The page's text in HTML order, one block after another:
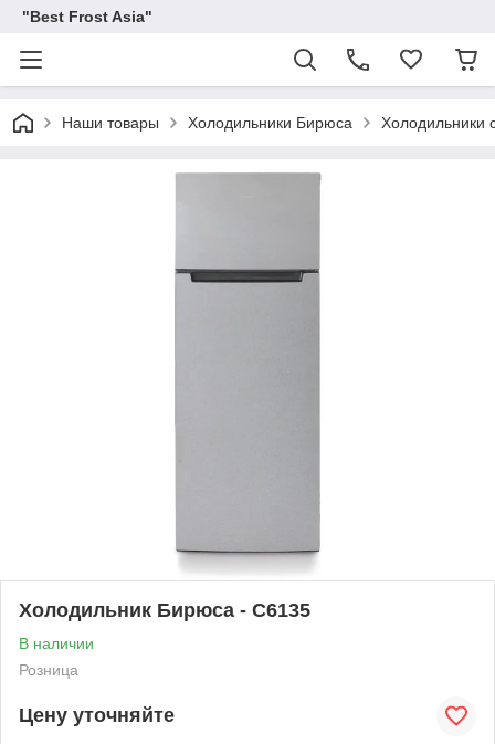
"Best Frost Asia"
Наши товары Холодильники Бирюса Холодильники
Холодильник Бирюса - C6135
В наличии
Розница
Цену уточняйте